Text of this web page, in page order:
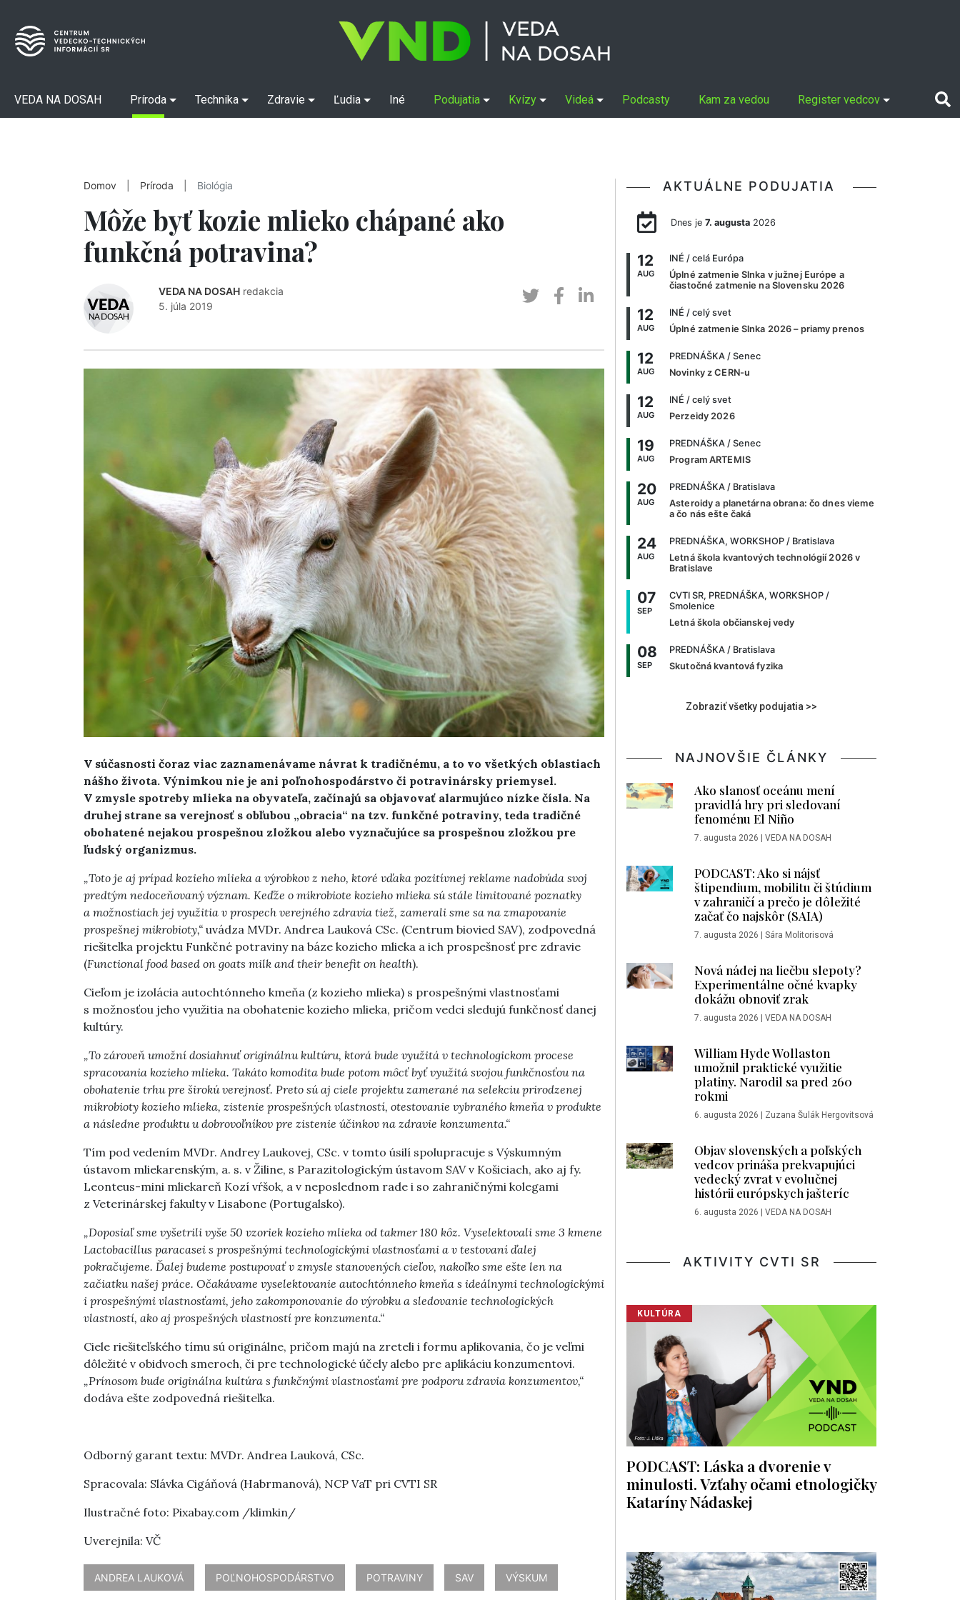
VEDA NA DOSAH Príroda Technika Zdravie Ľudia Iné Podujatia Kvízy Videá Podcasty Kam za vedou Register vedcov
Domov Príroda Biológia
Môže byť kozie mlieko chápané ako
funkčná potravina?
VEDA NA DOSAH redakcia
5. júla 2019
V súčasnosti čoraz viac zaznamenávame návrat k tradičnému, a to vo všetkých oblastiach
nášho života. Výnimkou nie je ani poľnohospodárstvo či potravinársky priemysel.
V zmysle spotreby mlieka na obyvateľa, začínajú sa objavovať alarmujúco nízke čísla. Na
druhej strane sa verejnosť s obľubou „obracia“ na tzv. funkčné potraviny, teda tradičné
obohatené nejakou prospešnou zložkou alebo vyznačujúce sa prospešnou zložkou pre
ľudský organizmus.
„Toto je aj prípad kozieho mlieka a výrobkov z neho, ktoré vďaka pozitívnej reklame nadobúda svoj
predtým nedoceňovaný význam. Keďže o mikrobiote kozieho mlieka sú stále limitované poznatky
a možnostiach jej využitia v prospech verejného zdravia tiež, zamerali sme sa na zmapovanie
prospešnej mikrobioty,“ uvádza MVDr. Andrea Lauková CSc. (Centrum biovied SAV), zodpovedná
riešiteľka projektu Funkčné potraviny na báze kozieho mlieka a ich prospešnosť pre zdravie
(Functional food based on goats milk and their benefit on health).
Cieľom je izolácia autochtónneho kmeňa (z kozieho mlieka) s prospešnými vlastnosťami
s možnosťou jeho využitia na obohatenie kozieho mlieka, pričom vedci sledujú funkčnosť danej
kultúry.
„To zároveň umožní dosiahnuť originálnu kultúru, ktorá bude využitá v technologickom procese
spracovania kozieho mlieka. Takáto komodita bude potom môcť byť využitá svojou funkčnosťou na
obohatenie trhu pre širokú verejnosť. Preto sú aj ciele projektu zamerané na selekciu prirodzenej
mikrobioty kozieho mlieka, zistenie prospešných vlastností, otestovanie vybraného kmeňa v produkte
a následne produktu u dobrovoľníkov pre zistenie účinkov na zdravie konzumenta.“
Tím pod vedením MVDr. Andrey Laukovej, CSc. v tomto úsilí spolupracuje s Výskumným
ústavom mliekarenským, a. s. v Žiline, s Parazitologickým ústavom SAV v Košiciach, ako aj fy.
Leonteus-mini mliekareň Kozí vŕšok, a v neposlednom rade i so zahraničnými kolegami
z Veterinárskej fakulty v Lisabone (Portugalsko).
„Doposiaľ sme vyšetrili vyše 50 vzoriek kozieho mlieka od takmer 180 kôz. Vyselektovali sme 3 kmene
Lactobacillus paracasei s prospešnými technologickými vlastnosťami a v testovaní ďalej
pokračujeme. Ďalej budeme postupovať v zmysle stanovených cieľov, nakoľko sme ešte len na
začiatku našej práce. Očakávame vyselektovanie autochtónneho kmeňa s ideálnymi technologickými
i prospešnými vlastnosťami, jeho zakomponovanie do výrobku a sledovanie technologických
vlastností, ako aj prospešných vlastností pre konzumenta.“
Ciele riešiteľského tímu sú originálne, pričom majú na zreteli i formu aplikovania, čo je veľmi
dôležité v obidvoch smeroch, či pre technologické účely alebo pre aplikáciu konzumentovi.
„Prínosom bude originálna kultúra s funkčnými vlastnosťami pre podporu zdravia konzumentov,“
dodáva ešte zodpovedná riešiteľka.
Odborný garant textu: MVDr. Andrea Lauková, CSc.
Spracovala: Slávka Cigáňová (Habrmanová), NCP VaT pri CVTI SR
Ilustračné foto: Pixabay.com /klimkin/
Uverejnila: VČ
ANDREA LAUKOVÁ POĽNOHOSPODÁRSTVO POTRAVINY SAV VÝSKUM
AKTUÁLNE PODUJATIA
Dnes je 7. augusta2026
12
AUG
INÉ / celá Európa
Úplné zatmenie Slnka v južnej Európe a
čiastočné zatmenie na Slovensku 2026
12
AUG
INÉ / celý svet
Úplné zatmenie Slnka 2026 – priamy prenos
12
AUG
PREDNÁŠKA / Senec
Novinky z CERN-u
12
AUG
INÉ / celý svet
Perzeidy 2026
19
AUG
PREDNÁŠKA / Senec
Program ARTEMIS
20
AUG
PREDNÁŠKA / Bratislava
Asteroidy a planetárna obrana: čo dnes vieme
a čo nás ešte čaká
24
AUG
PREDNÁŠKA, WORKSHOP / Bratislava
Letná škola kvantových technológií 2026 v
Bratislave
07
SEP
CVTI SR, PREDNÁŠKA, WORKSHOP /
Smolenice
Letná škola občianskej vedy
08
SEP
PREDNÁŠKA / Bratislava
Skutočná kvantová fyzika
Zobraziť všetky podujatia >>
NAJNOVŠIE ČLÁNKY
Ako slanosť oceánu mení
pravidlá hry pri sledovaní
fenoménu El Niño
7. augusta 2026 | VEDA NA DOSAH
PODCAST: Ako si nájsť
štipendium, mobilitu či štúdium
v zahraničí a prečo je dôležité
začať čo najskôr (SAIA)
7. augusta 2026 | Sára Molitorisová
Nová nádej na liečbu slepoty?
Experimentálne očné kvapky
dokážu obnoviť zrak
7. augusta 2026 | VEDA NA DOSAH
William Hyde Wollaston
umožnil praktické využitie
platiny. Narodil sa pred 260
rokmi
6. augusta 2026 | Zuzana Šulák Hergovitsová
Objav slovenských a poľských
vedcov prináša prekvapujúci
vedecký zvrat v evolučnej
histórii európskych jašteríc
6. augusta 2026 | VEDA NA DOSAH
AKTIVITY CVTI SR
KULTÚRA
PODCAST: Láska a dvorenie v
minulosti. Vzťahy očami etnologičky
Kataríny Nádaskej